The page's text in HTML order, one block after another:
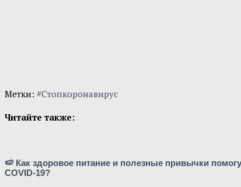
Метки: #Стопкоронавирус
Читайте также:
🍉 Как здоровое питание и полезные привычки
COVID-19?